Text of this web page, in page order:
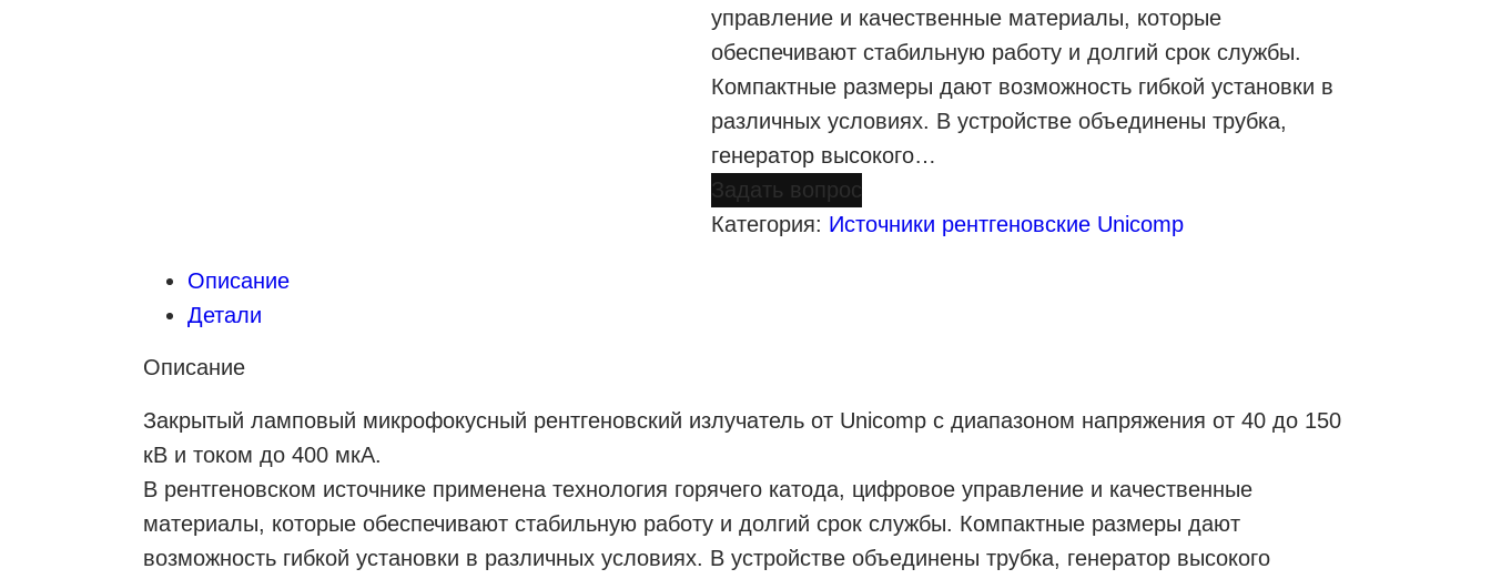
управление и качественные материалы, которые
обеспечивают стабильную работу и долгий срок службы.
Компактные размеры дают возможность гибкой установки в
различных условиях. В устройстве объединены трубка,
генератор высокого…
Задать вопрос
Категория: Источники рентгеновские Unicomp
Описание
Детали
Описание
Закрытый ламповый микрофокусный рентгеновский излучатель от Unicomp с диапазоном напряжения от 40 до 150
кВ и током до 400 мкА.
В рентгеновском источнике применена технология горячего катода, цифровое управление и качественные
материалы, которые обеспечивают стабильную работу и долгий срок службы. Компактные размеры дают
возможность гибкой установки в различных условиях. В устройстве объединены трубка, генератор высокого